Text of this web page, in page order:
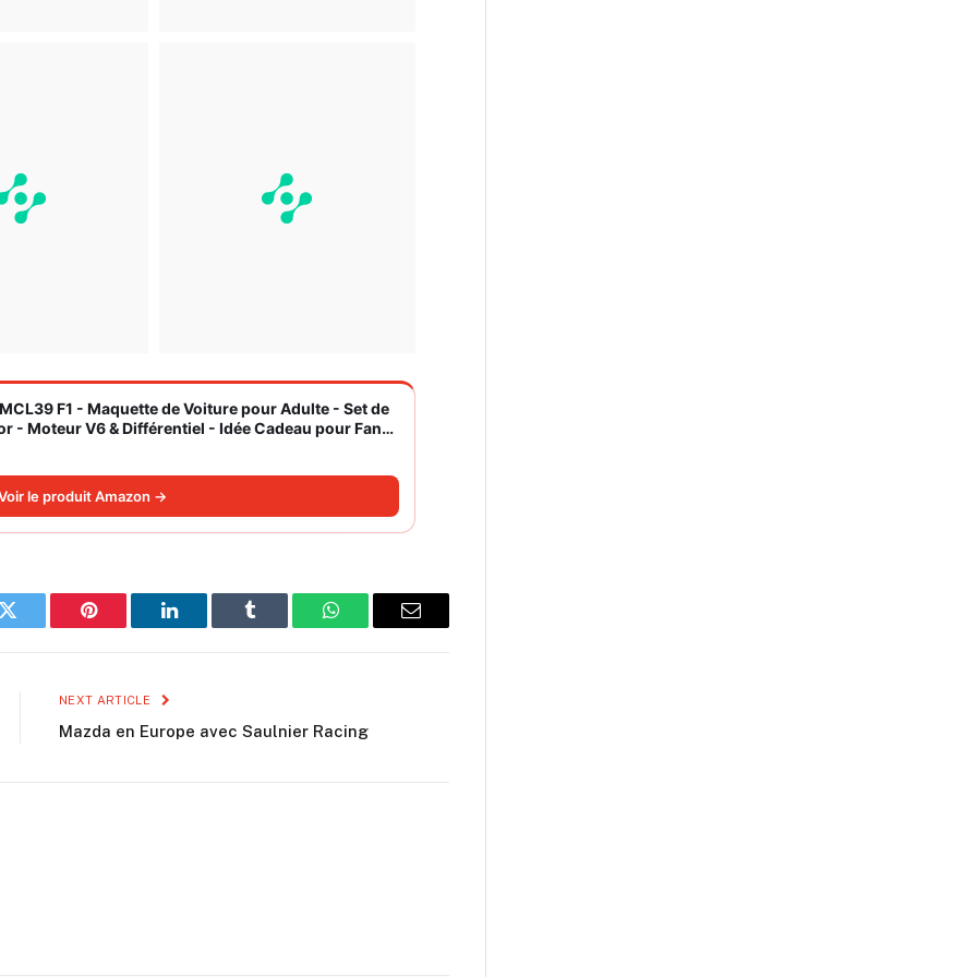
F1 - Maquette de Voiture pour Adulte - Set de
- Moteur V6 & Différentiel - Idée Cadeau pour Fans
le produit Amazon →
Twitter Pinterest LinkedIn Tumblr WhatsAppEmail
NEXT ARTICLE
Mazda en Europe avec Saulnier Racing